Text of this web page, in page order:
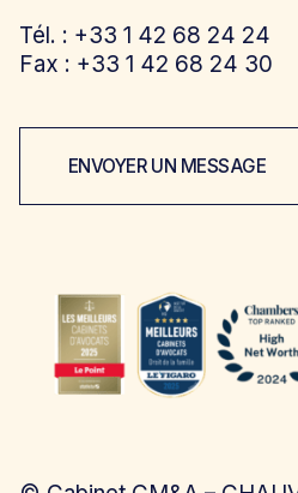
Tél. : +33 1 42 68 24 24
Fax : +33 1 42 68 24 30
ENVOYER UN MESSAGE